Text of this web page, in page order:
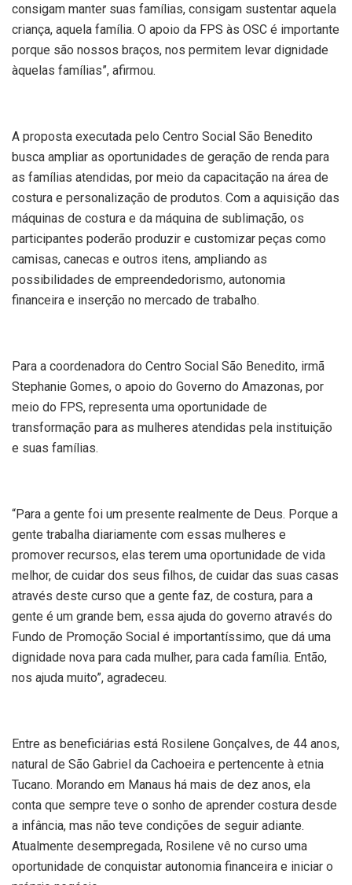
consigam manter suas famílias, consigam sustentar aquela
criança, aquela família. O apoio da FPS às OSC é importante
porque são nossos braços, nos permitem levar dignidade
àquelas famílias”, afirmou.
A proposta executada pelo Centro Social São Benedito
busca ampliar as oportunidades de geração de renda para
as famílias atendidas, por meio da capacitação na área de
costura e personalização de produtos. Com a aquisição das
máquinas de costura e da máquina de sublimação, os
participantes poderão produzir e customizar peças como
camisas, canecas e outros itens, ampliando as
possibilidades de empreendedorismo, autonomia
financeira e inserção no mercado de trabalho.
Para a coordenadora do Centro Social São Benedito, irmã
Stephanie Gomes, o apoio do Governo do Amazonas, por
meio do FPS, representa uma oportunidade de
transformação para as mulheres atendidas pela instituição
e suas famílias.
“Para a gente foi um presente realmente de Deus. Porque a
gente trabalha diariamente com essas mulheres e
promover recursos, elas terem uma oportunidade de vida
melhor, de cuidar dos seus filhos, de cuidar das suas casas
através deste curso que a gente faz, de costura, para a
gente é um grande bem, essa ajuda do governo através do
Fundo de Promoção Social é importantíssimo, que dá uma
dignidade nova para cada mulher, para cada família. Então,
nos ajuda muito”, agradeceu.
Entre as beneficiárias está Rosilene Gonçalves, de 44 anos,
natural de São Gabriel da Cachoeira e pertencente à etnia
Tucano. Morando em Manaus há mais de dez anos, ela
conta que sempre teve o sonho de aprender costura desde
a infância, mas não teve condições de seguir adiante.
Atualmente desempregada, Rosilene vê no curso uma
oportunidade de conquistar autonomia financeira e iniciar o